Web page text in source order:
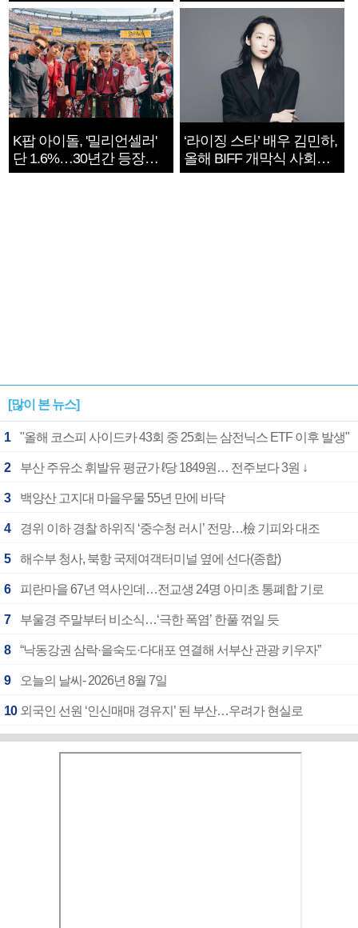
지는 ‘전쟁 속죄’
K팝 아이돌, '밀리언셀러'
단 1.6%…30년간 등장
1182개팀 전수조사
‘라이징 스타’ 배우 김민하,
올해 BIFF 개막식 사회자
확정
[많이 본 뉴스]
1 "올해 코스피 사이드카 43회 중 25회는 삼전닉스 ETF 이후 발생"
2 부산 주유소 휘발유 평균가 ℓ당 1849원… 전주보다 3원 ↓
3 백양산 고지대 마을우물 55년 만에 바닥
4 경위 이하 경찰 하위직 ‘중수청 러시’ 전망…檢 기피와 대조
5 해수부 청사, 북항 국제여객터미널 옆에 선다(종합)
6 피란마을 67년 역사인데…전교생 24명 아미초 통폐합 기로
7 부울경 주말부터 비소식…‘극한 폭염’ 한풀 꺾일 듯
8 “낙동강권 삼락·을숙도·다대포 연결해 서부산 관광 키우자”
9 오늘의 날씨- 2026년 8월 7일
10 외국인 선원 ‘인신매매 경유지’ 된 부산…우려가 현실로